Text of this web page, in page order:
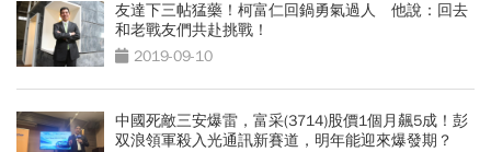
友達下三帖猛藥！柯富仁回鍋勇氣過人 他說：回去
和老戰友們共赴挑戰！
2019-09-10
中國死敵三安爆雷，富采(3714)股價1個月飆5成！彭
双浪領軍殺入光通訊新賽道，明年能迎來爆發期？